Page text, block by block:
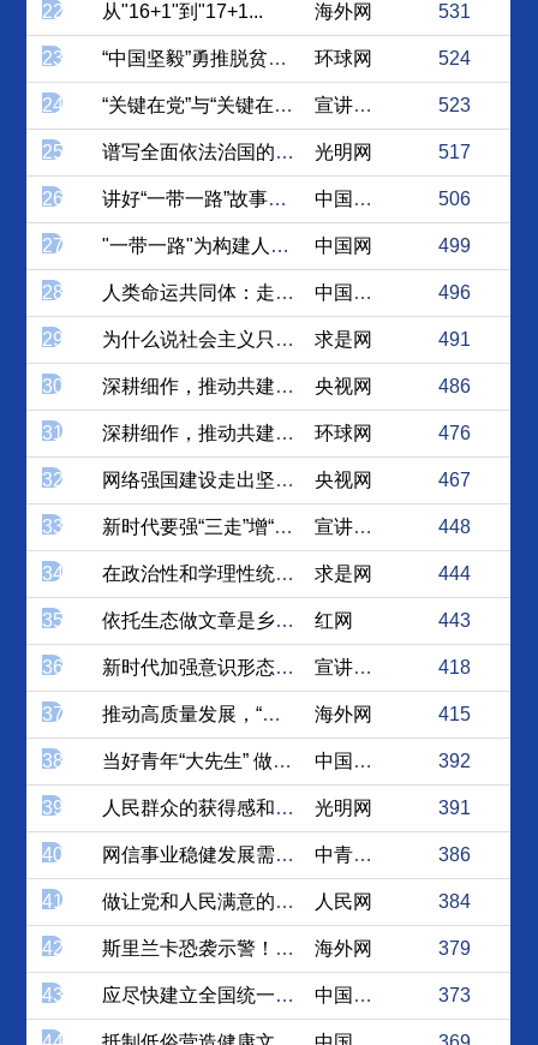
22 从"16+1"到"17+1... 海外网 531
23 “中国坚毅”勇推脱贫攻坚战... 环球网 524
24 “关键在党”与“关键在人”... 宣讲家网 523
25 谱写全面依法治国的新篇章 光明网 517
26 讲好“一带一路”故事，塑造... 中国论坛网 506
27 "一带一路"为构建人类命运... 中国网 499
28 人类命运共同体：走向世界的... 中国社会科学网 496
29 为什么说社会主义只有不断发... 求是网 491
30 深耕细作，推动共建一带一路... 央视网 486
31 深耕细作，推动共建“一带一... 环球网 476
32 网络强国建设走出坚实步伐 央视网 467
33 新时代要强“三走”增“四力... 宣讲家网 448
34 在政治性和学理性统一中讲好... 求是网 444
35 依托生态做文章是乡村振兴的... 红网 443
36 新时代加强意识形态领域理论... 宣讲家网 418
37 推动高质量发展，“一带一路... 海外网 415
38 当好青年“大先生” 做好青... 中国社会科学网 392
39 人民群众的获得感和改革开放... 光明网 391
40 网信事业稳健发展需要安全与... 中青在线 386
41 做让党和人民满意的新时代思... 人民网 384
42 斯里兰卡恐袭示警！国际反恐... 海外网 379
43 应尽快建立全国统一的知识产... 中国经济网 373